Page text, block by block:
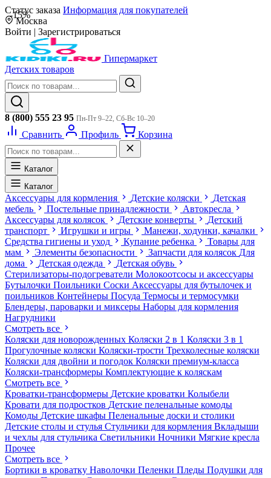
Статус заказа Информация для покупателей
Москва
Войти | Зарегистрироваться
Гипермаркет
Детских товаров
8 (800) 555 23 95 Пн-Пт 9–22, Сб-Вс 10–20
Сравнить Профиль Корзина
Каталог
Каталог
Аксессуары для кормления Детские коляски
Детская
мебель
Постельные принадлежности
Автокресла
Аксессуары для колясок
Детские конверты
Детский
транспорт
Игрушки и игры
Манежи, ходунки, качалки
Средства гигиены и уход
Купание ребенка
Товары для
мам
Элементы безопасности Запчасти для колясок Для
дома
Детская одежда
Детская обувь
Стерилизаторы-подогреватели Молокоотсосы и аксессуары
Бутылочки Поильники Соски Аксессуары для бутылочек и
поильников Контейнеры Посуда Термосы и термосумки
Блендеры, пароварки и миксеры Наборы для кормления
Нагрудники
Смотреть все
Коляски для новорожденных Коляски 2 в 1 Коляски 3 в 1
Прогулочные коляски Коляски-трости Трехколесные коляски
Коляски для двойни и погодок Коляски премиум-класса
Коляски-трансформеры Комплектующие к коляскам
Смотреть все
Кроватки-трансформеры Детские кроватки Колыбели
Кровати для подростков Детские пеленальные комоды
Комоды Детские шкафы Пеленальные доски и столики
Детские столы и стулья Стульчики для кормления Вкладыши
и чехлы для стульчика Светильники Ночники Мягкие кресла
Прочее
Смотреть все
Бортики в кроватку Наволочки Пеленки Пледы Подушки для
-15%